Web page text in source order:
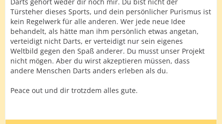
Türsteher dieses Sports, und dein persönlicher Purismus ist
kein Regelwerk für alle anderen. Wer jede neue Idee
behandelt, als hätte man ihm persönlich etwas angetan,
verteidigt nicht Darts, er verteidigt nur sein eigenes
Weltbild gegen den Spaß anderer. Du musst unser Projekt
nicht mögen. Aber du wirst akzeptieren müssen, dass
andere Menschen Darts anders erleben als du.
Peace out und dir trotzdem alles gute.